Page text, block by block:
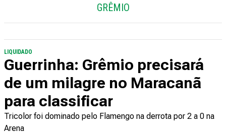
GRÊMIO
LIQUIDADO
Guerrinha: Grêmio precisará
de um milagre no Maracanã
para classificar
Tricolor foi dominado pelo Flamengo na derrota por 2 a 0 na
Arena